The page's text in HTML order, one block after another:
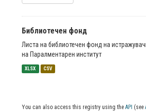
Библиотечен фонд
Листа на библиотечен фонд на
на Паралментарен институт
XLSX CSV
You can also access this registry using the API (see